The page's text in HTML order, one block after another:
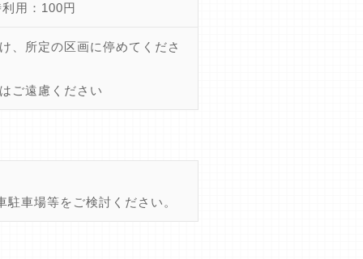
用：100円
、所定の区画に停めてくださ
ご遠慮ください
車場等をご検討ください。